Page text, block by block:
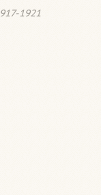
1921